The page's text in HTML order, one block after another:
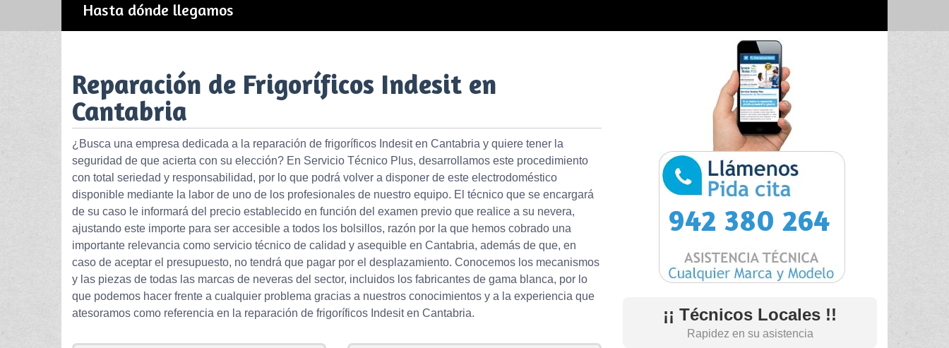
Hasta dónde llegamos
Reparación de Frigoríficos Indesit en
Cantabria
¿Busca una empresa dedicada a la reparación de frigoríficos Indesit en Cantabria y quiere tener la
seguridad de que acierta con su elección? En Servicio Técnico Plus, desarrollamos este procedimiento
con total seriedad y responsabilidad, por lo que podrá volver a disponer de este electrodoméstico
disponible mediante la labor de uno de los profesionales de nuestro equipo. El técnico que se encargará
de su caso le informará del precio establecido en función del examen previo que realice a su nevera,
ajustando este importe para ser accesible a todos los bolsillos, razón por la que hemos cobrado una
importante relevancia como servicio técnico de calidad y asequible en Cantabria, además de que, en
caso de aceptar el presupuesto, no tendrá que pagar por el desplazamiento. Conocemos los mecanismos
y las piezas de todas las marcas de neveras del sector, incluidos los fabricantes de gama blanca, por lo
que podemos hacer frente a cualquier problema gracias a nuestros conocimientos y a la experiencia que
atesoramos como referencia en la reparación de frigoríficos Indesit en Cantabria.
942 380 264
¡¡ Técnicos Locales !!
Rapidez en su asistencia